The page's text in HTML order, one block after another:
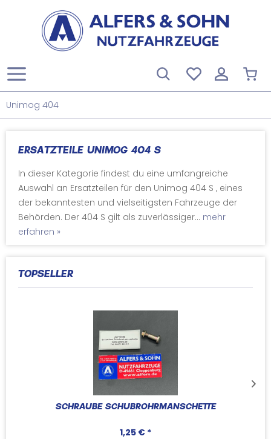
Unimog 404
ERSATZTEILE UNIMOG 404 S
In dieser Kategorie findest du eine umfangreiche
Auswahl an Ersatzteilen für den Unimog 404 S , eines
der bekanntesten und vielseitigsten Fahrzeuge der
Behörden. Der 404 S gilt als zuverlässiger... mehr
erfahren »
TOPSELLER
SCHRAUBE SCHUBROHRMANSCHETTE
1,25 € *